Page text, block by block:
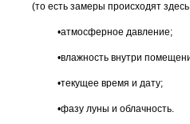
(то есть замеры происходят
•атмосферное давление;
•влажность внутри
•текущее время и дату;
•фазу луны и облачность.